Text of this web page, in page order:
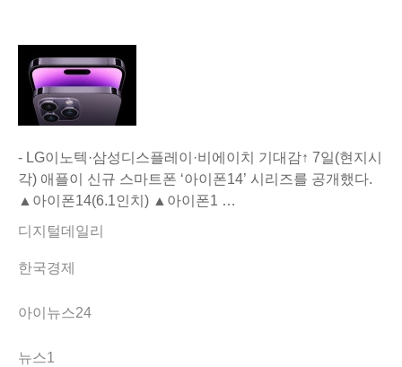
- LG이노텍·삼성디스플레이·비에이치 기대감↑ 7일(현지시
각) 애플이 신규 스마트폰 ‘아이폰14’ 시리즈를 공개했다.
▲아이폰14(6.1인치) ▲아이폰1 …
디지털데일리
한국경제
아이뉴스24
뉴스1